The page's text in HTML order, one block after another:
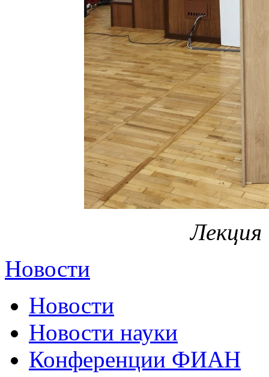
Новости
Новости
Новости науки
Конференции ФИАН